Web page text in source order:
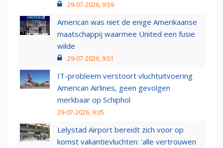
29-07-2026, 9:59
American was niet de enige Amerikaanse
maatschappij waarmee United een fusie
wilde
29-07-2026, 9:51
IT-probleem verstoort vluchtuitvoering
American Airlines, geen gevolgen
merkbaar op Schiphol
29-07-2026, 9:05
Lelystad Airport bereidt zich voor op
komst vakantievluchten: 'alle vertrouwen